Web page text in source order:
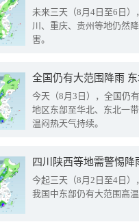
未来三天（8月4日至6日
川、重庆、贵州等地仍然
害。
全国仍有大范围降雨
今天（8月3日），全国仍
地区东部至华北、东北一
温闷热天气持续。
今起三天（8月2日至4日
我国中东部仍有大范围高